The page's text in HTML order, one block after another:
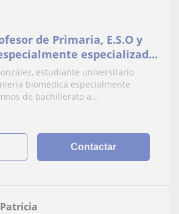
de Primaria, E.S.O y
especializado
biología, física y
estudiante universitario
biomédica especialmente
de bachillerato a...
Contactar
Patricia